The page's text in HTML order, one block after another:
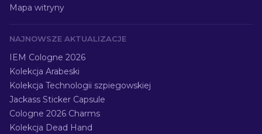
Mapa witryny
NAJNOWSZE AKTUALIZACJE
IEM Cologne 2026
Kolekcja Arabeski
Kolekcja Technologii szpiegowskiej
Jackass Sticker Capsule
Cologne 2026 Charms
Kolekcja Dead Hand